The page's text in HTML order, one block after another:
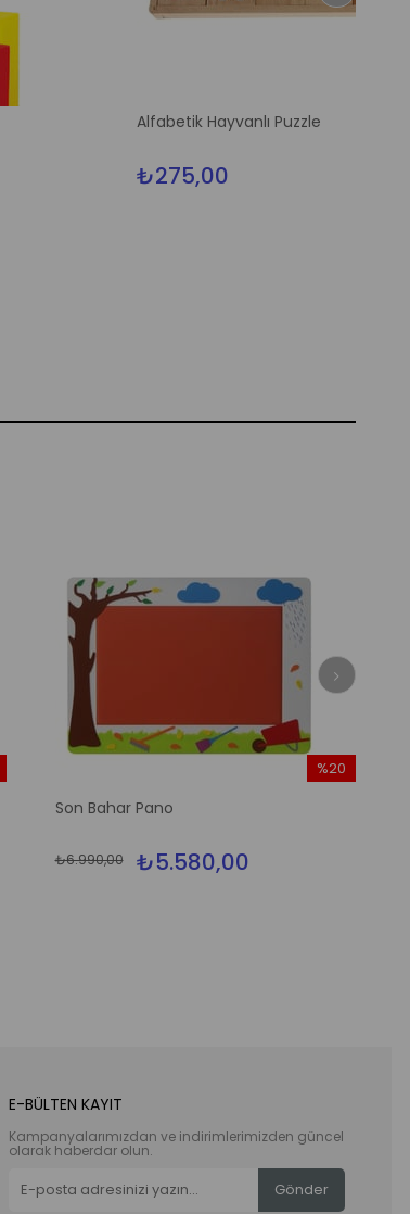
Alfabetik Hayvanlı Puzzle
₺275,00
Son Bahar Pano
₺5.580,00
₺6.990,00
%20
E-BÜLTEN KAYIT
Kampanyalarımızdan ve indirimlerimizden güncel
olarak haberdar olun.
Gönder